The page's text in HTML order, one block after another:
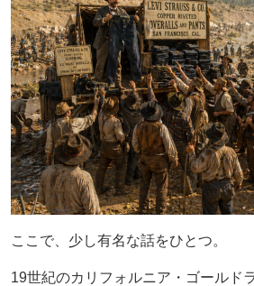
ここで、少し有名な話をひとつ。
19世紀のカリフォルニア・ゴールド